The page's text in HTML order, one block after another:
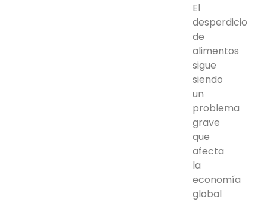
El
desperdicio
de
alimentos
sigue
siendo
un
problema
grave
que
afecta
la
economía
global